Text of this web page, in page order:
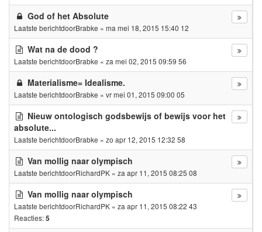
God of het Absolute
Laatste berichtdoorBrabke « ma mei 18, 2015 15:40 12
Wat na de dood ?
Laatste berichtdoorBrabke « za mei 02, 2015 09:59 56
Materialisme= Idealisme.
Laatste berichtdoorBrabke « vr mei 01, 2015 09:00 05
Nieuw ontologisch godsbewijs of bewijs voor het
absolute...
Laatste berichtdoorBrabke « zo apr 12, 2015 12:32 58
Van mollig naar olympisch
Laatste berichtdoorRichardPK « za apr 11, 2015 08:25 08
Van mollig naar olympisch
Laatste berichtdoorRichardPK « za apr 11, 2015 08:22 43
Reacties:5